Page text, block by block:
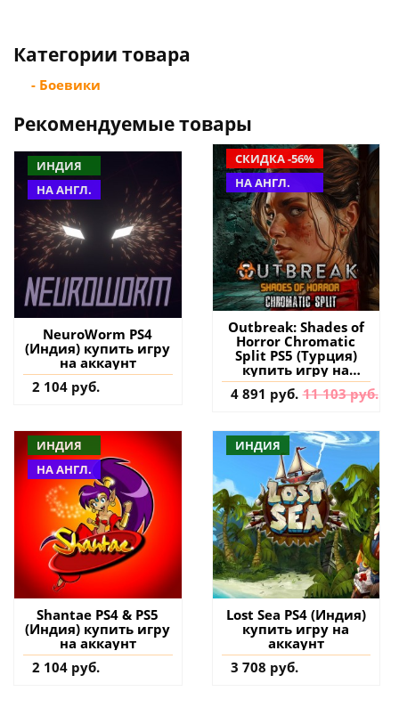
Категории товара
- Боевики
Рекомендуемые товары
ИНДИЯ
НА АНГЛ.
NeuroWorm PS4
(Индия) купить игру
на аккаунт
2 104 руб.
СКИДКА -56%
НА АНГЛ.
Outbreak: Shades of
Horror Chromatic
Split PS5 (Турция)
купить игру на
аккаунт
4 891 руб. 11 103 руб.
ИНДИЯ
НА АНГЛ.
Shantae PS4 & PS5
(Индия) купить игру
на аккаунт
2 104 руб.
ИНДИЯ
Lost Sea PS4 (Индия)
купить игру на
аккаунт
3 708 руб.